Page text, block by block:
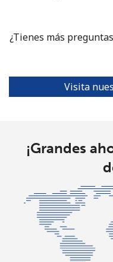
¿Tienes más
Visita
¡Grandes